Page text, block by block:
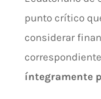
punto crítico
considerar
íntegramente